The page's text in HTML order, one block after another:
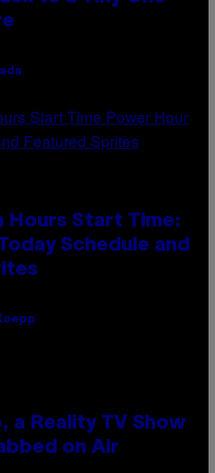
Hours Start Time:
Schedule and
a Reality TV Show
on Air